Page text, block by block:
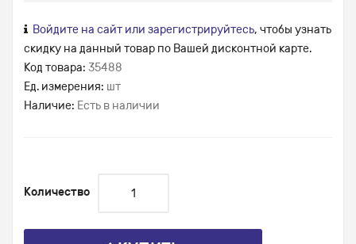
Войдите на сайт или зарегистрируйтесь, чтобы узнать
скидку на данный товар по Вашей дисконтной карте.
Код товара: 35488
Ед. измерения: шт
Наличие: Есть в наличии
Количество